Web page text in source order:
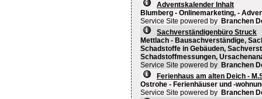
Adventskalender Inhalt
Blumberg - Onlinemarketing, -
Service Site powered by Branchen
Sachverständigenbüro Struck
Mettlach - Bausachverständige,
Schadstoffe in Gebäuden,
Schadstoffmessungen,
Service Site powered by Branchen
Ferienhaus am alten Deich -
Ostrohe - Ferienhäuser und -
Service Site powered by Branchen